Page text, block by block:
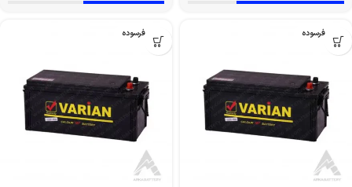
بدون فرسوده بدون فرسوده